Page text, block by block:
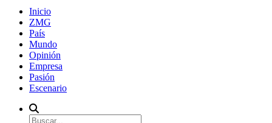
Inicio
ZMG
País
Mundo
Opinión
Empresa
Pasión
Escenario